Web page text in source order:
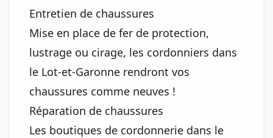
Entretien de chaussures
Mise en place de fer de protection,
lustrage ou cirage, les cordonniers dans
le Lot-et-Garonne rendront vos
chaussures comme neuves !
Réparation de chaussures
Les boutiques de cordonnerie dans le